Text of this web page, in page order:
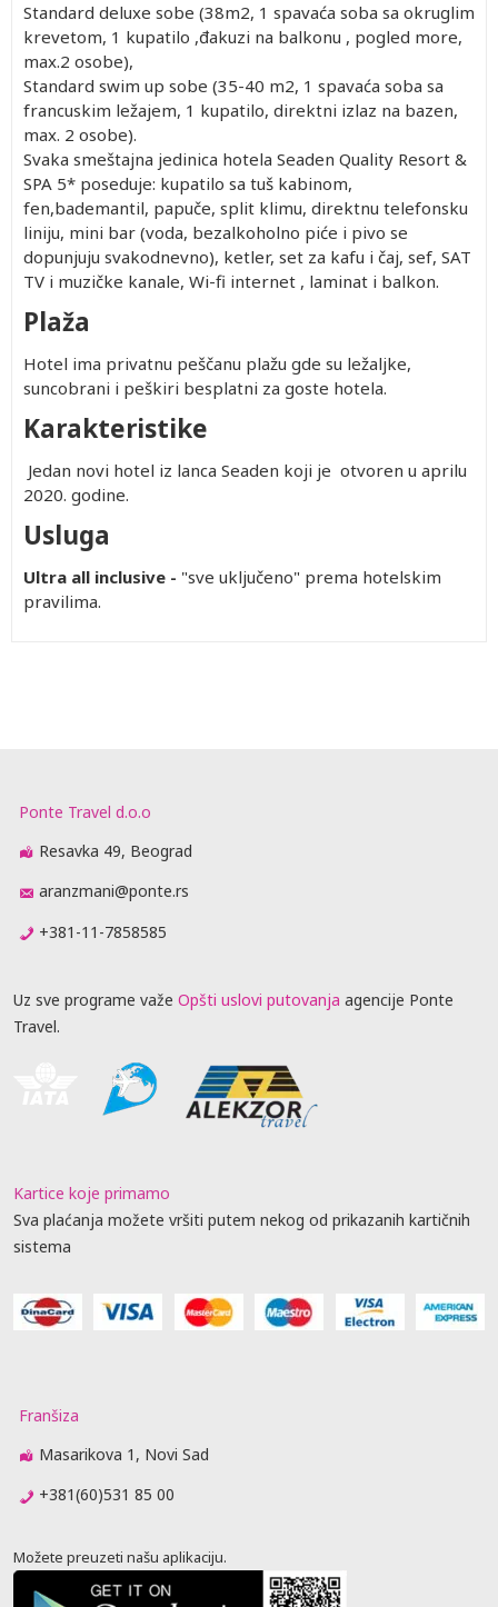
Standard deluxe sobe (38m2, 1 spavaća soba sa okruglim
krevetom, 1 kupatilo ,đakuzi na balkonu , pogled more,
max.2 osobe),
Standard swim up sobe (35-40 m2, 1 spavaća soba sa
francuskim ležajem, 1 kupatilo, direktni izlaz na bazen,
max. 2 osobe).
Svaka smeštajna jedinica hotela Seaden Quality Resort &
SPA 5* poseduje: kupatilo sa tuš kabinom,
fen,bademantil, papuče, split klimu, direktnu telefonsku
liniju, mini bar (voda, bezalkoholno piće i pivo se
dopunjuju svakodnevno), ketler, set za kafu i čaj, sef, SAT
TV i muzičke kanale, Wi-fi internet , laminat i balkon.
Plaža
Hotel ima privatnu peščanu plažu gde su ležaljke,
suncobrani i peškiri besplatni za goste hotela.
Karakteristike
Jedan novi hotel iz lanca Seaden koji je otvoren u aprilu
2020. godine.
Usluga
Ultra all inclusive - "sve uključeno" prema hotelskim
pravilima.
Ponte Travel d.o.o
Resavka 49, Beograd
aranzmani@ponte.rs
+381-11-7858585
Uz sve programe važe Opšti uslovi putovanja agencije Ponte
Travel.
Kartice koje primamo
Sva plaćanja možete vršiti putem nekog od prikazanih kartičnih
sistema
Franšiza
Masarikova 1, Novi Sad
+381(60)531 85 00
Možete preuzeti našu aplikaciju.